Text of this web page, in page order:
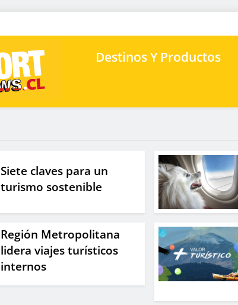
Destinos Y Productos
Siete claves para un
turismo sostenible
Región Metropolitana
lidera viajes turísticos
internos